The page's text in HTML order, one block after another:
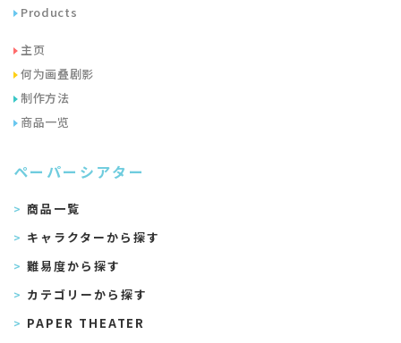
Products
主页
何为画叠剧影
制作方法
商品一览
ペーパーシアター
商品一覧
キャラクターから探す
難易度から探す
カテゴリーから探す
PAPER THEATER